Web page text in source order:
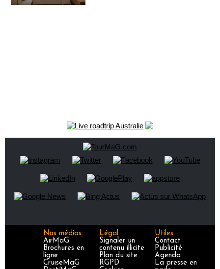
Nos médias
AirMaG
Brochures en
ligne
CruiseMaG
Légal
Signaler un
contenu illicite
Plan du site
RGPD
Utiles
Contact
Publicité
Agenda
La presse en